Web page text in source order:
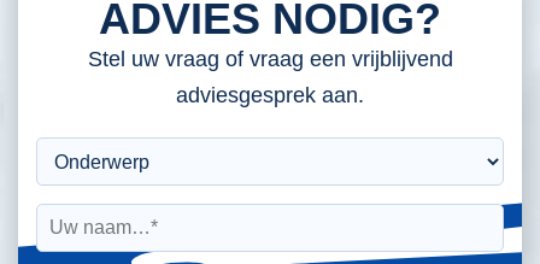
ADVIES NODIG?
Stel uw vraag of vraag een vrijblijvend
adviesgesprek aan.